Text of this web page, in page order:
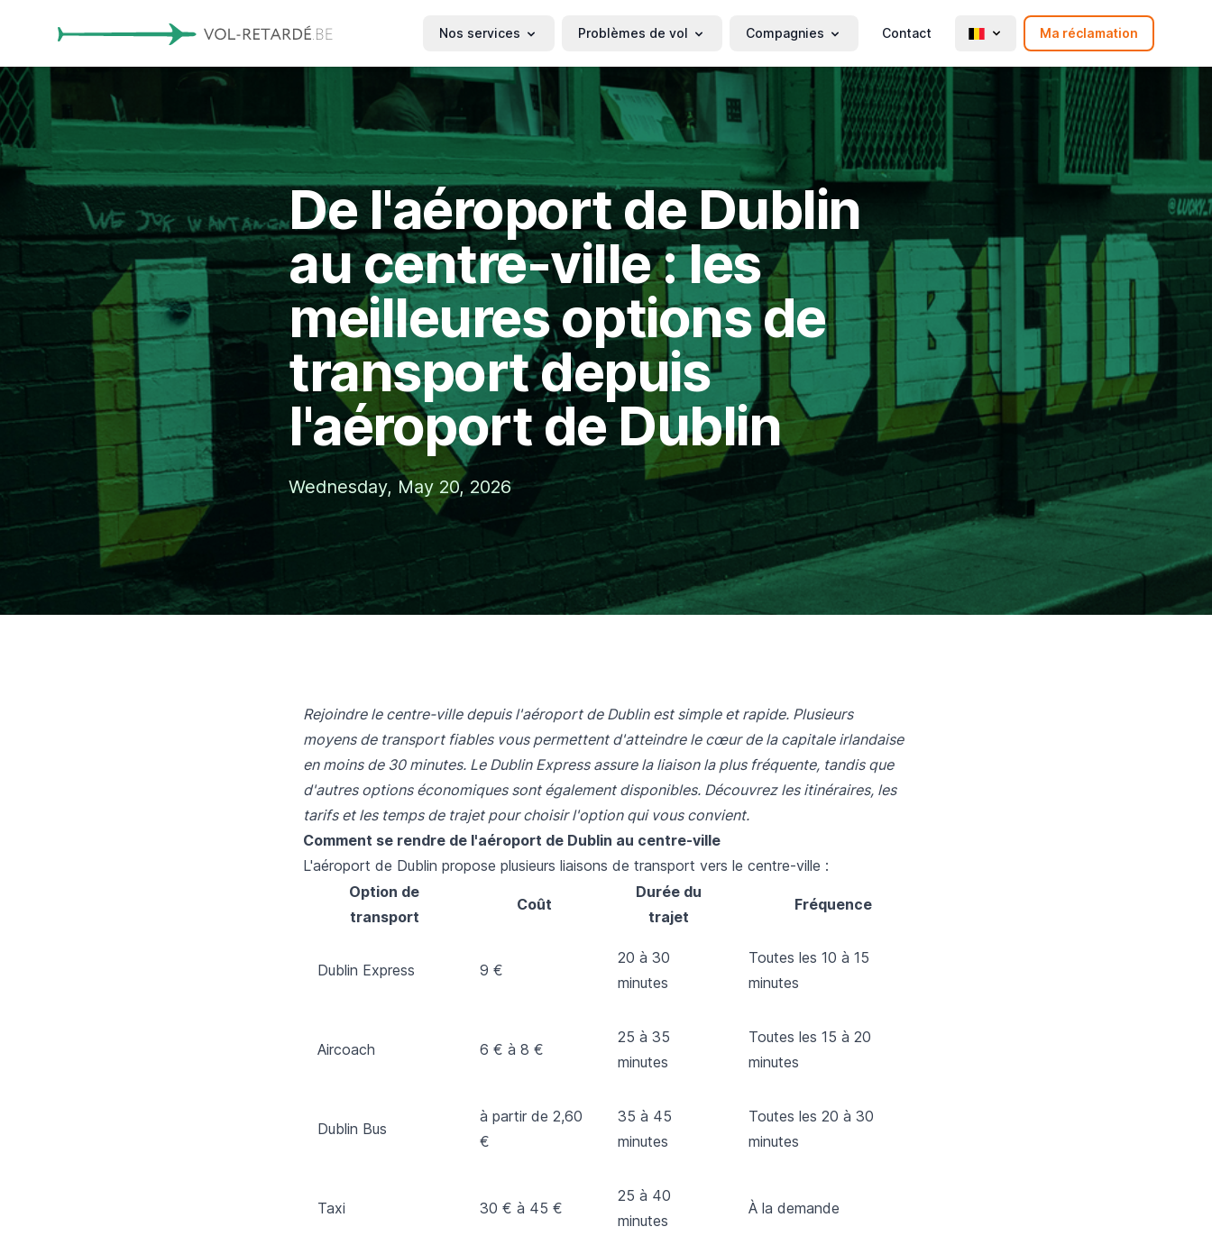
Nos services Problèmes de vol Compagnies Contact Ma réclamation
De l'aéroport de Dublin
au centre-ville : les
meilleures options de
transport depuis
l'aéroport de Dublin
Wednesday, May 20, 2026
Rejoindre le centre-ville depuis l'aéroport de Dublin est simple et rapide. Plusieurs
moyens de transport fiables vous permettent d'atteindre le cœur de la capitale irlandaise
en moins de 30 minutes. Le Dublin Express assure la liaison la plus fréquente, tandis que
d'autres options économiques sont également disponibles. Découvrez les itinéraires, les
tarifs et les temps de trajet pour choisir l'option qui vous convient.
Comment se rendre de l'aéroport de Dublin au centre-ville
L'aéroport de Dublin propose plusieurs liaisons de transport vers le centre-ville :
Option de
transport
Coût
Durée du
trajet
Fréquence
Dublin Express 9 €
20 à 30
minutes
Toutes les 10 à 15
minutes
Aircoach 6 € à 8 €
25 à 35
minutes
Toutes les 15 à 20
minutes
Dublin Bus
à partir de 2,60
€
35 à 45
minutes
Toutes les 20 à 30
minutes
Taxi 30 € à 45 €
25 à 40
minutes
À la demande